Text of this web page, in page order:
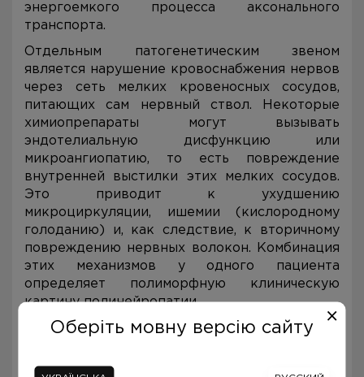
энергоемкого процесса аксонального
транспорта.
Отдельным патогенетическим звеном
является нарушение кровоснабжения нервов
через сеть мелких кровеносных сосудов,
питающих сам нервный ствол. Некоторые
химиопрепараты могут вызывать
эндотелиальную дисфункцию или
микроангиопатию, то есть повреждение
внутренней выстилки этих мелких сосудов.
Это приводит к ухудшению
микроциркуляции, ишемии (кислородному
голоданию) и, как следствие, к вторичному
повреждению нервных волокон. Комбинация
этих механизмов у одного пациента
определяет полиморфную клиническую
картину полинейропатии.
Оберіть мовну версію сайту